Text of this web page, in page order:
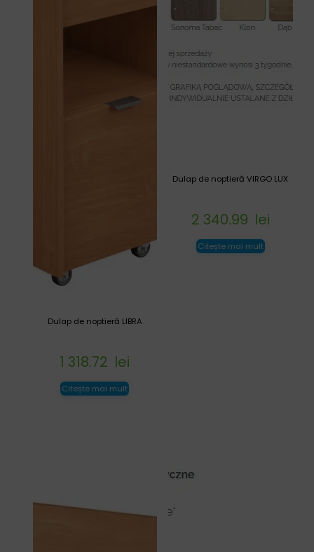
Dulap de noptieră VIRGO LUX
2 340.99 lei
Citește mai mult
Dulap de noptieră LIBRA
1 318.72 lei
Citește mai mult